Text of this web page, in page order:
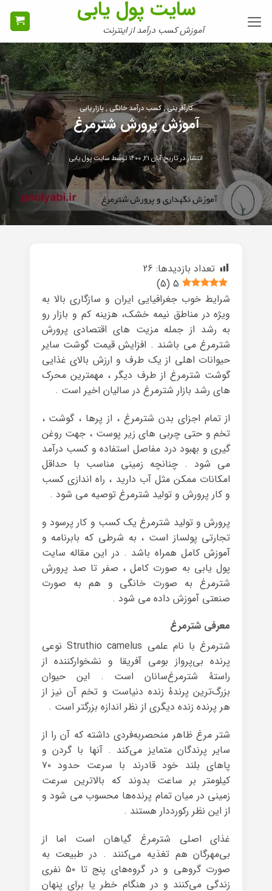
سایت پول یابی
آموزش کسب درآمد از اینترنت
کارآفرینی , کسب درآمد خانگی , بازاریابی
آموزش پرورش شترمرغ
انتشار در تاریخآبان ۲۱, ۱۴۰۰ توسطسایت پول یابی
تعداد بازدیدها: 26
5
(
5
)
شرایط خوب جغرافیایی ایران و سازگاری بالا به
ویژه در مناطق نیمه خشک، هزینه کم و بازار رو
به رشد از جمله مزیت های اقتصادی پرورش
شترمرغ می باشند . افزایش قیمت گوشت سایر
حیوانات اهلی از یک طرف و ارزش بالای غذایی
گوشت شترمرغ از طرف دیگر ، مهمترین محرک
های رشد بازار شترمرغ در سالیان اخیر است .
از تمام اجزای بدن شترمرغ ، از پرها ، گوشت ،
تخم و حتی چربی های زیر پوست ، جهت روغن
گیری و بهبود درد مفاصل استفاده و کسب درآمد
می شود . چنانچه زمینی مناسب با حداقل
امکانات ممکن مثل آب دارید ، راه اندازی کسب
و کار پرورش و تولید شترمرغ توصیه می شود .
پرورش و تولید شترمرغ یک کسب و کار پرسود و
تجارتی پولساز است ، به شرطی که بابرنامه و
آموزش کامل همراه باشد . در این مقاله سایت
پول یابی به صورت کامل ، صفر تا صد پرورش
شترمرغ به صورت خانگی و هم به صورت
صنعتی آموزش داده می شود .
معرفی شترمرغ
شترمرغ با نام علمی Struthio camelus نوعی
پرنده بی‌پرواز بومی آفریقا و نشخوارکننده از
راستهٔ شترمرغ‌سانان است . این حیوان
بزرگ‌ترین پرندهٔ زنده دنیاست و تخم آن نیز از
هر پرنده زنده دیگری از نظر اندازه بزرگتر است .
شتر مرغ ظاهر منحصربه‌فردی داشته که آن را از
سایر پرندگان متمایز می‌کند . آنها با گردن و
پاهای بلند خود قادرند با سرعت حدود ۷۰
کیلومتر بر ساعت بدوند که بالاترین سرعت
زمینی در میان تمام پرنده‌ها محسوب می شود و
از این نظر رکورددار هستند .
غذای اصلی شترمرغ گیاهان است اما از
بی‌مهرگان هم تغذیه می‌کنند . در طبیعت به
صورت گروهی و در گروه‌های پنج تا ۵۰ نفری
زندگی می‌کنند و در هنگام خطر یا برای پنهان